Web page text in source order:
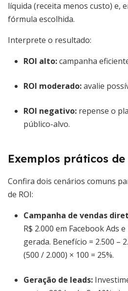
líquida (receita menos custo) e,
fórmula escolhida.
Interprete o resultado:
ROI alto:campanha
ROI moderado:avalie
ROI negativo: repense o
público-alvo.
Exemplos práticos
Confira dois cenários comuns
de ROI:
Campanha de vendas
R$ 2.000 em Facebook Ads
gerada. Benefício = 2.500 –
(500 / 2.000) × 100 = 25%.
Geração de leads: